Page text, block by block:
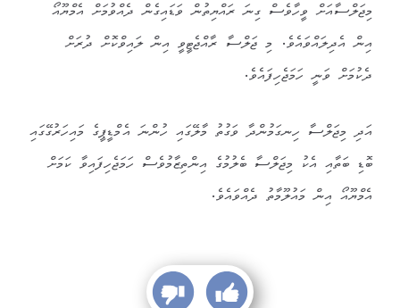
މިޖަލްސާއަށް ވީހާވެސް ގިނަ ރައްޔިތުން ވަޑައިގެން ދެއްވުމަށް އެމްޔޫއޯ
އިން އެދިލައްވައެވެ. މި ޖަލްސާ ރާއްޖެޓީވީ އިން ލައިވްކޮށް ދުރަށް
ދެކުމަށް ވަނީ ހަމަޖެހިފައެވެ.
އަދި މިޖަލްސާ ހިނގަމުންދާ ވަގުތު މާލޭގައި ހުންނަ އެމްޑީޕީގެ މައިހަރުގޭގައި
ބޮޑި ބަތާއި އެކު މިޖަލްސާ ބެލުމުގެ އިންތިޒާމުވެސް ހަމަޖެހިފައިވާ ކަމަށް
އެމްޔޫއޯ އިން މައުލޫމާތު ދެއްވައެވެ.